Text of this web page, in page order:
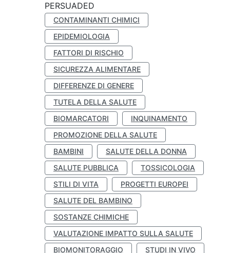
PERSUADED
CONTAMINANTI CHIMICI
EPIDEMIOLOGIA
FATTORI DI RISCHIO
SICUREZZA ALIMENTARE
DIFFERENZE DI GENERE
TUTELA DELLA SALUTE
BIOMARCATORI
INQUINAMENTO
PROMOZIONE DELLA SALUTE
BAMBINI
SALUTE DELLA DONNA
SALUTE PUBBLICA
TOSSICOLOGIA
STILI DI VITA
PROGETTI EUROPEI
SALUTE DEL BAMBINO
SOSTANZE CHIMICHE
VALUTAZIONE IMPATTO SULLA SALUTE
BIOMONITORAGGIO
STUDI IN VIVO